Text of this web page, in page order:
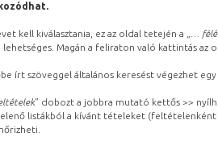
kell kiválasztania, ez az oldal tetején a „
…
Magán a feliraton való kattintás az
írt szöveggel általános keresést végezhet
” dobozt a jobbra mutató kettős >>
listákból a kívánt tételeket (feltételenként